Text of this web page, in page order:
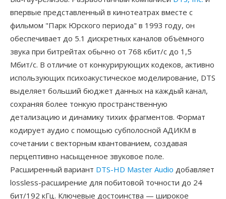
впервые представленный в кинотеатрах вместе с
фильмом "Парк Юрского периода" в 1993 году, он
обеспечивает до 5.1 дискретных каналов объёмного
звука при битрейтах обычно от 768 кбит/с до 1,5
Мбит/с. В отличие от конкурирующих кодеков, активно
использующих психоакустическое моделирование, DTS
выделяет больший бюджет данных на каждый канал,
сохраняя более тонкую пространственную
детализацию и динамику тихих фрагментов. Формат
кодирует аудио с помощью субполосной АДИКМ в
сочетании с векторным квантованием, создавая
перцептивно насыщенное звуковое поле.
Расширенный вариант DTS-HD Master Audio добавляет
lossless-расширение для побитовой точности до 24
бит/192 кГц. Ключевые достоинства — широкое